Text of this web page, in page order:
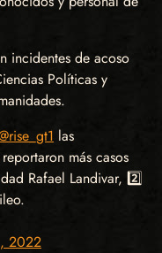
incidentes de acoso
Políticas y
las
más casos
Rafael Landivar, 2️⃣
2022